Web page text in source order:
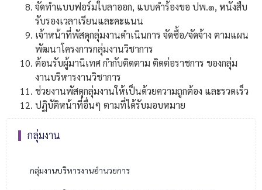
กลุ่มงาน
กลุ่มงานบริหารงานอำนวยการ
จัดทำแบบฟอร์มใบลาออก, แบบคำร้องขอ ปพ.๑, หนังสืบ
รับรองเวลาเรียนและคะแนน
เจ้าหน้าที่พัสดุกลุ่มงานดำเนินการ จัดซื้อ/จัดจ้าง ตามแผน
พัฒนาโครงการกลุ่มงานวิชาการ
ต้อนรับผู้มานิเทศ กำกับติดตาม ติดต่อราชการ ของกลุ่ม
งานบริหารงานวิชาการ
ช่วยงานพัสดุกลุ่มงานให้เป็นด้วยความถูกต้อง และรวดเร็ว
ปฏิบัติหน้าที่อื่นๆ ตามที่ได้รับมอบหมาย